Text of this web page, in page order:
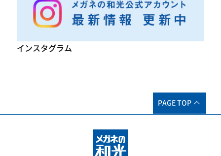
インスタグラム
PAGE TOP